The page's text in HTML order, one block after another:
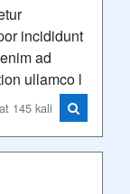
incididunt
ad
ullamco l
145 kali